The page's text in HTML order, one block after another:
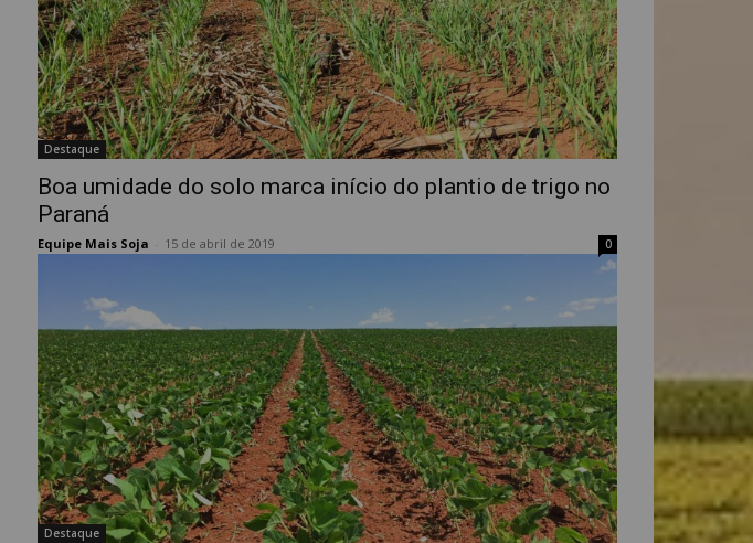
Destaque
Boa umidade do solo marca início do plantio de trigo no
Paraná
Equipe Mais Soja 15 de abril de 2019 0
Destaque